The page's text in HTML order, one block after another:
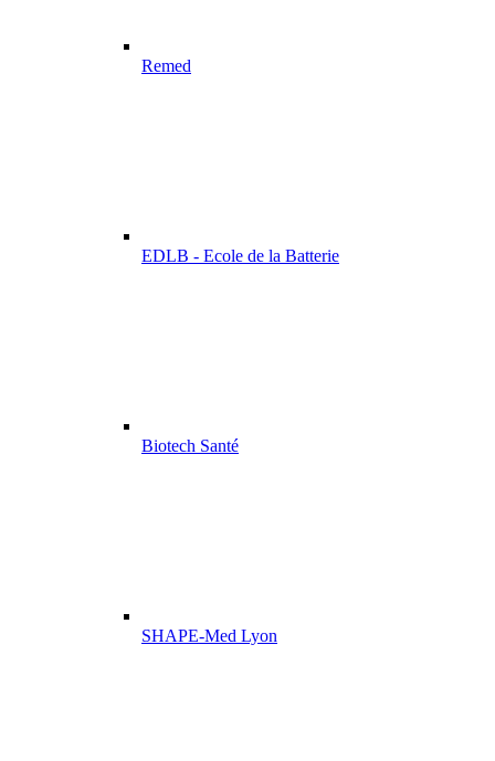
Remed
EDLB - Ecole de la Batterie
Biotech Santé
SHAPE-Med Lyon